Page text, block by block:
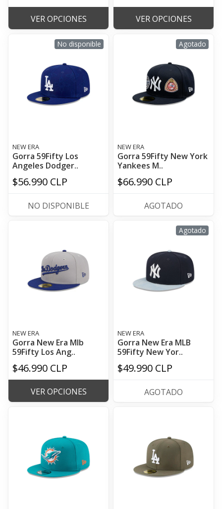
VER OPCIONES VER OPCIONES
No disponible
NEW ERA
Gorra 59Fifty Los
Angeles Dodger..
$56.990 CLP
NO DISPONIBLE
Agotado
NEW ERA
Gorra 59Fifty New York
Yankees M..
$66.990 CLP
AGOTADO
NEW ERA
Gorra New Era Mlb
59Fifty Los Ang..
$46.990 CLP
VER OPCIONES
Agotado
NEW ERA
Gorra New Era MLB
59Fifty New Yor..
$49.990 CLP
AGOTADO